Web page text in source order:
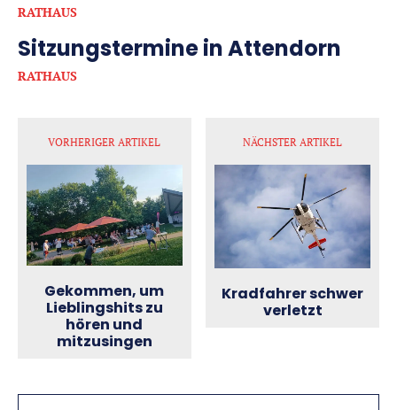
RATHAUS
Sitzungstermine in Attendorn
RATHAUS
VORHERIGER ARTIKEL
Gekommen, um
Lieblingshits zu
hören und
mitzusingen
NÄCHSTER ARTIKEL
Kradfahrer schwer
verletzt